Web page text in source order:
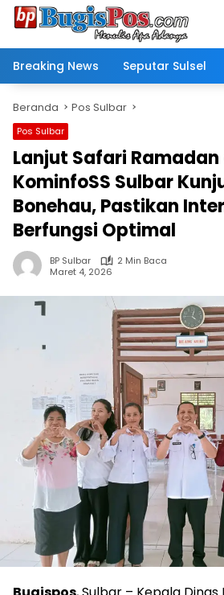
Langsung
Breaking News
Seputar Sulsel
Beranda Pos Sulbar
Pos Sulbar
Lanjut Safari
KominfoSS Sulbar
Bonehau, Pastikan
Berfungsi Optimal
BP Sulbar
2 Min Baca
Maret 4, 2026